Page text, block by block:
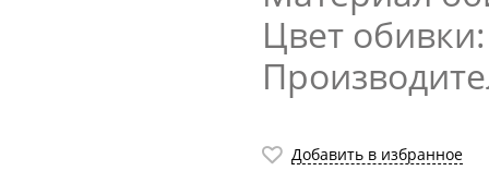
Цвет
Добавить в избранное